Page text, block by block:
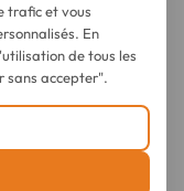
trafic et vous
En
de tous les
sans accepter".